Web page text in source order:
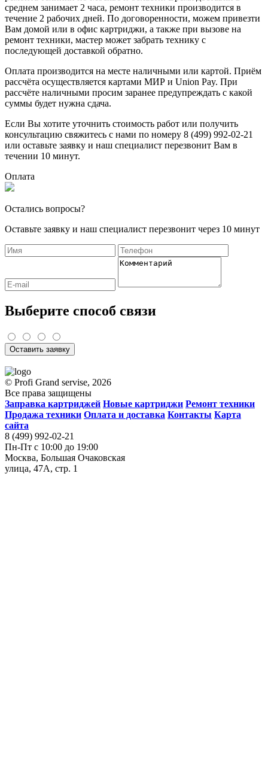
среднем занимает 2 часа, ремонт техники производится в
течение 2 рабочих дней. По договоренности, можем привезти
Вам домой или в офис картриджи, а также при вызове на
ремонт техники, мастер может забрать технику с
последующей доставкой обратно.
Оплата производится на месте наличными или картой. Приём
рассчёта осуществляется картами МИР и Union Pay. При
рассчёте наличными просим заранее предупреждать с какой
суммы будет нужна сдача.
Если Вы хотите уточнить стоимость работ или получить
консультацию свяжитесь с нами по номеру 8 (499) 992-02-21
или оставьте заявку и наш специалист перезвонит Вам в
течении 10 минут.
Оплата
Остались вопросы?
Оставьте заявку и наш специалист перезвонит через 10 минут
Выберите способ связи
Оставить заявку
© Profi Grand servise, 2026
Все права защищены
Заправка картриджей Новые картриджи Ремонт техники
Продажа техники Оплата и доставка Контакты Карта
сайта
8 (499) 992-02-21
Пн-Пт с 10:00 до 19:00
Москва, Большая Очаковская
улица, 47А, стр. 1